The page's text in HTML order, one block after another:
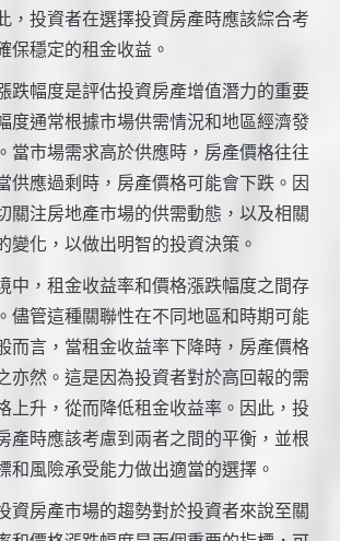
，投資者在選擇投資房產時應該綜合考
保穩定的租金收益。
跌幅度是評估投資房產增值潛力的重要
度通常根據市場供需情況和地區經濟發
當市場需求高於供應時，房產價格往往
供應過剩時，房產價格可能會下跌。因
關注房地產市場的供需動態，以及相關
變化，以做出明智的投資決策。
中，租金收益率和價格漲跌幅度之間存
儘管這種關聯性在不同地區和時期可能
而言，當租金收益率下降時，房產價格
亦然。這是因為投資者對於高回報的需
上升，從而降低租金收益率。因此，投
產時應該考慮到兩者之間的平衡，並根
和風險承受能力做出適當的選擇。
資房產市場的趨勢對於投資者來說至關